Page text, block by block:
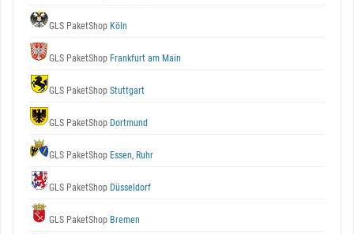
GLS PaketShop Köln
GLS PaketShop Frankfurt am Main
GLS PaketShop Stuttgart
GLS PaketShop Dortmund
GLS PaketShop Essen, Ruhr
GLS PaketShop Düsseldorf
GLS PaketShop Bremen